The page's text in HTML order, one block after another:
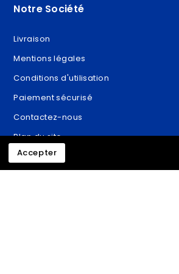
Notre Société
Livraison
Mentions légales
Conditions d'utilisation
Paiement sécurisé
Contactez-nous
Plan du site
Magasins
Accepter